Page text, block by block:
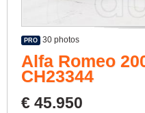
PRO 30 photos
Alfa Romeo
CH23344
€ 45.950